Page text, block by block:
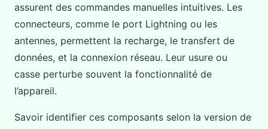
assurent des commandes manuelles intuitives. Les
connecteurs, comme le port Lightning ou les
antennes, permettent la recharge, le transfert de
données, et la connexion réseau. Leur usure ou
casse perturbe souvent la fonctionnalité de
l’appareil.
Savoir identifier ces composants selon la version de